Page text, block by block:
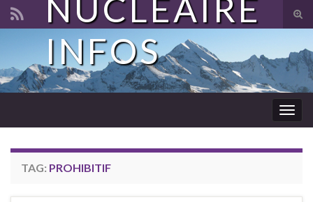
Search for:
NUCLÉAIRE
INFOS
TAG: PROHIBITIF